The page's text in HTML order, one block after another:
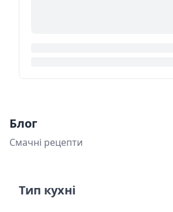
Блог
Смачні рецепти
Тип кухні